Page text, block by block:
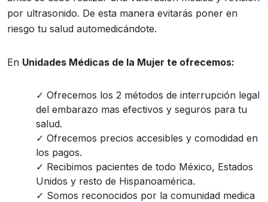
por ultrasonido. De esta manera evitarás poner en
riesgo tu salud automedicándote.
En Unidades Médicas de la Mujer te ofrecemos:
Ofrecemos los 2 métodos de interrupción legal
del embarazo mas efectivos y seguros para tu
salud.
Ofrecemos precios accesibles y comodidad en
los pagos.
Recibimos pacientes de todo México, Estados
Unidos y resto de Hispanoamérica.
Somos reconocidos por la comunidad medica